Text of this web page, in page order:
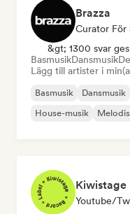
Brazza
Curator För
&gt; 1300 svar ges
BasmusikDansmusik
Lägg till artister i
Basmusik Dansmusik
House-musik
Kiwistage